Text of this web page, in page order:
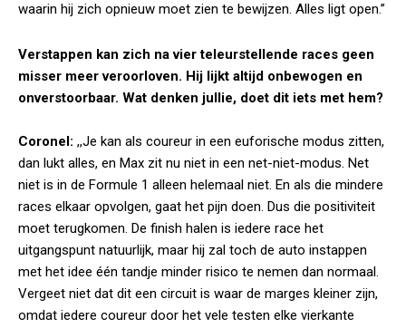
waarin hij zich opnieuw moet zien te bewijzen. Alles ligt open.”
Verstappen kan zich na vier teleurstellende races geen
misser meer veroorloven. Hij lijkt altijd onbewogen en
onverstoorbaar. Wat denken jullie, doet dit iets met hem?
Coronel: ,,Je kan als coureur in een euforische modus zitten,
dan lukt alles, en Max zit nu niet in een net-niet-modus. Net
niet is in de Formule 1 alleen helemaal niet. En als die mindere
races elkaar opvolgen, gaat het pijn doen. Dus die positiviteit
moet terugkomen. De finish halen is iedere race het
uitgangspunt natuurlijk, maar hij zal toch de auto instappen
met het idee één tandje minder risico te nemen dan normaal.
Vergeet niet dat dit een circuit is waar de marges kleiner zijn,
omdat iedere coureur door het vele testen elke vierkante